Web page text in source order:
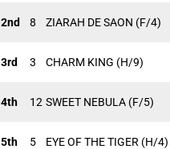
2nd 8 ZIARAH DE SAON (F/4)
3rd 3 CHARM KING (H/9)
4th 12 SWEET NEBULA (F/5)
5th 5 EYE OF THE TIGER (H/4)